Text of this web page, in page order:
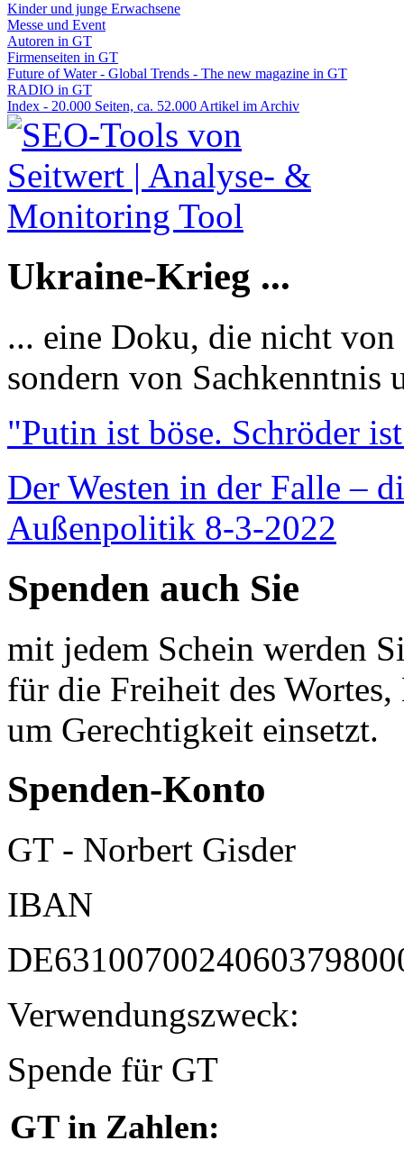
Kinder und junge Erwachsene
Messe und Event
Autoren in GT
Firmenseiten in GT
Future of Water - Global Trends - The new magazine in GT
RADIO in GT
Index - 20.000 Seiten, ca. 52.000 Artikel im Archiv
Ukraine-Krieg ...
... eine Doku, die nicht
sondern von Sachkenntnis
"Putin ist böse. Schröder
Der Westen in der Falle –
Außenpolitik 8-3-2022
Spenden auch Sie
mit jedem Schein werden
für die Freiheit des
um Gerechtigkeit einsetzt.
Spenden-Konto
GT - Norbert Gisder
IBAN
Verwendungszweck:
Spende für GT
GT in Zahlen: